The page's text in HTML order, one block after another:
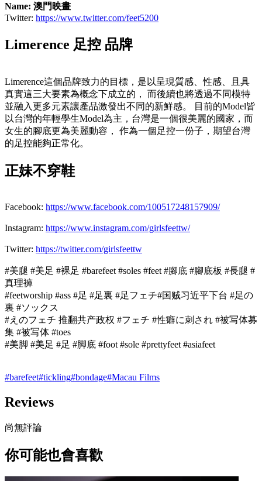
Name: 澳門映畫
Twitter: https://www.twitter.com/feet5200
Limerence 足控 品牌
Limerence這個品牌致力的目標，是以呈現質感、性感、且具
真實這三大要素為概念下成立的， 而後續也將透過不同模特
並融入更多元素讓產品激發出不同的新鮮感。 目前的Model皆
以台灣的年輕學生Model為主，台灣是一個很美麗的國家，而
女生的腳底更為美麗動容， 作為一個足控一份子，期望台灣
的足控能夠正常化。
正妹不穿鞋
Facebook: https://www.facebook.com/100517248157909/
Instagram: https://www.instagram.com/girlsfeettw/
Twitter: https://twitter.com/girlsfeettw
#美腿 #美足 #裸足 #barefeet #soles #feet #腳底 #腳底板 #長腿 #
真理褲
#feetworship #ass #足 #足裏 #足フェチ#国贼习近平下台 #足の
裏 #ソックス
#えのフェチ 推翻共产政权 #フェチ #性癖に刺され #被写体募
集 #被写体 #toes
#美脚 #美足 #足 #脚底 #foot #sole #prettyfeet #asiafeet
#barefeet#tickling#bondage#Macau Films
Reviews
尚無評論
你可能也會喜歡